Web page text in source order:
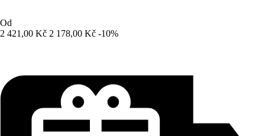
Od
2 421,00 Kč 2 178,00 Kč -10%